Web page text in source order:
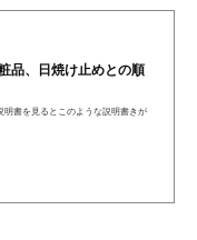
品、日焼け止めとの順
書を見るとこのような説明書きが